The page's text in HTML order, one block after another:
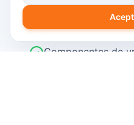
2026
Cálculo del
Componentes de